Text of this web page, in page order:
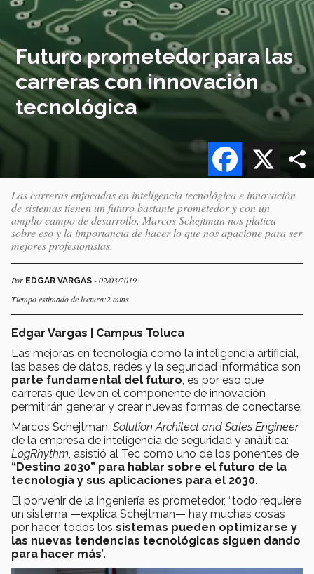
Futuro prometedor para las
carreras con innovación
tecnológica
X
Facebook
Las carreras enfocadas en inteligencia tecnológica e innovación
de sistemas tienen un futuro bastante prometedor y con un
amplio campo de desarrollo, Marcos Schejtman nos platica
sobre eso y la importancia de hacer lo que nos apacione para ser
mejores profesionistas.
Por EDGAR VARGAS - 02/03/2019
Tiempo estimado de lectura:2 mins
Edgar Vargas | Campus Toluca
Las mejoras en tecnología como la inteligencia artificial,
las bases de datos, redes y la seguridad informática son
parte fundamental del futuro , es por eso que
carreras que lleven el componente de innovación
permitirán generar y crear nuevas formas de conectarse.
Marcos Schejtman, Solution Architect and Sales Engineer
de la empresa de inteligencia de seguridad y análitica:
LogRhythm , asistió al Tec como uno de los ponentes de
“Destino 2030” para hablar sobre el futuro de la
tecnología y sus aplicaciones para el 2030.
El porvenir de la ingeniería es prometedor, “todo requiere
un sistema —explica Schejtman— hay muchas cosas
por hacer, todos los sistemas pueden optimizarse y
las nuevas tendencias tecnológicas siguen dando
para hacer más”.